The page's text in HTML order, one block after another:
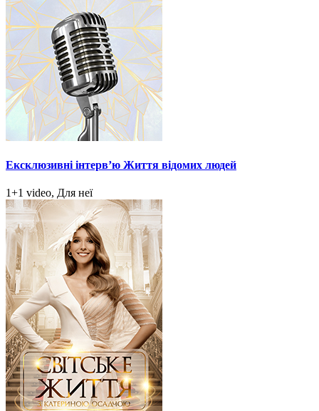
Ексклюзивні інтерв’ю Життя відомих людей
1+1 video, Для неї